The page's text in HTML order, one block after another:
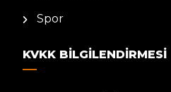
Spor
KVKK BILGILENDIRMESI